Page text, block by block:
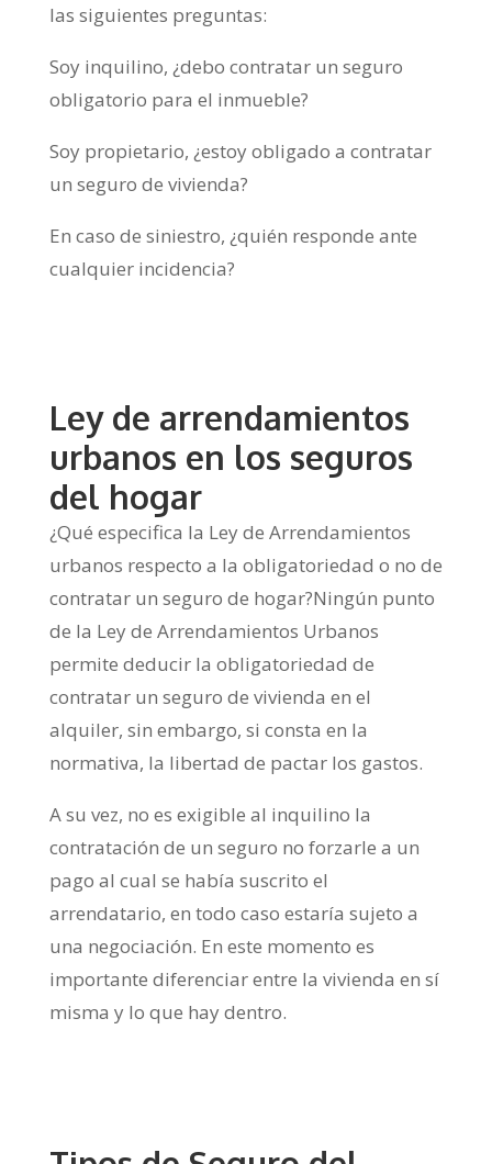
las siguientes preguntas:
Soy inquilino, ¿debo contratar un seguro
obligatorio para el inmueble?
Soy propietario, ¿estoy obligado a contratar
un seguro de vivienda?
En caso de siniestro, ¿quién responde ante
cualquier incidencia?
Ley de arrendamientos
urbanos en los seguros
del hogar
¿Qué especifica la Ley de Arrendamientos
urbanos respecto a la obligatoriedad o no de
contratar un seguro de hogar?Ningún punto
de la Ley de Arrendamientos Urbanos
permite deducir la obligatoriedad de
contratar un seguro de vivienda en el
alquiler, sin embargo, si consta en la
normativa, la libertad de pactar los gastos.
A su vez, no es exigible al inquilino la
contratación de un seguro no forzarle a un
pago al cual se había suscrito el
arrendatario, en todo caso estaría sujeto a
una negociación. En este momento es
importante diferenciar entre la vivienda en sí
misma y lo que hay dentro.